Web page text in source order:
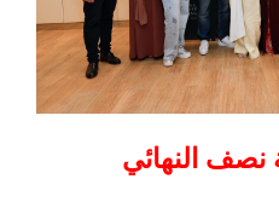
نصف النهائي